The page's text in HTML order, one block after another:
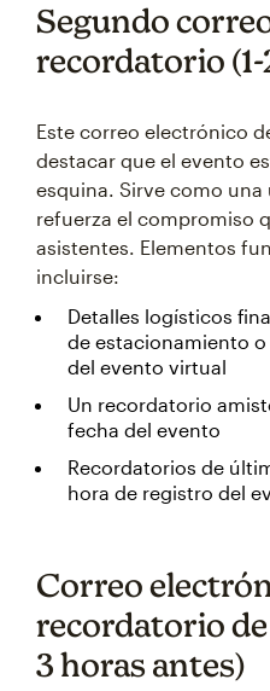
Segundo
recordatorio
Este correo electrónico
destacar que el evento
esquina. Sirve como
refuerza el compromiso
asistentes. Elementos
incluirse:
Detalles logísticos
de estacionamiento
del evento virtual
Un recordatorio
fecha del evento
Recordatorios de
hora de registro del
Correo
recordatorio
3 horas antes)